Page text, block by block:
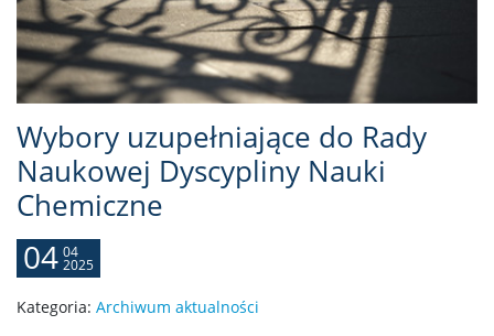
Wybory uzupełniające do Rady
Naukowej Dyscypliny Nauki
Chemiczne
04 04
2025
Kategoria: Archiwum aktualności